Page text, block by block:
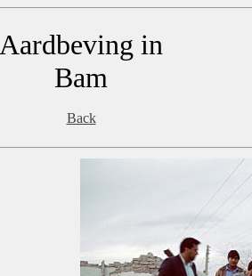
Aardbeving in
Bam
Back